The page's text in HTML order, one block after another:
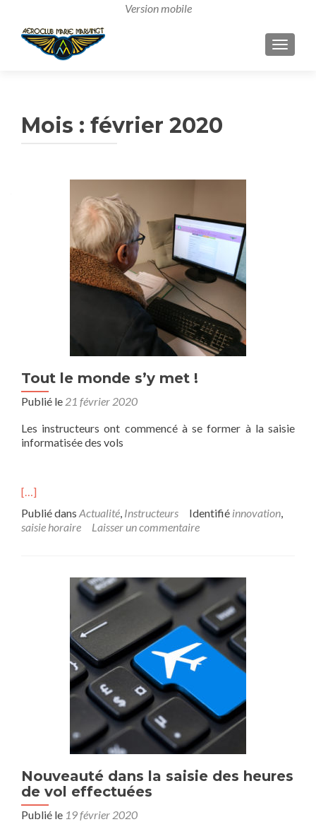
Mois : février 2020
Tout le monde s’y met !
Publié le 21 février 2020
Les instructeurs ont commencé à se former à la saisie
informatisée des vols
[…]
Publié dans Actualité, Instructeurs Identifié innovation,
saisie horaire
Laisser un commentaire
Nouveauté dans la saisie des heures
de vol effectuées
Publié le 19 février 2020